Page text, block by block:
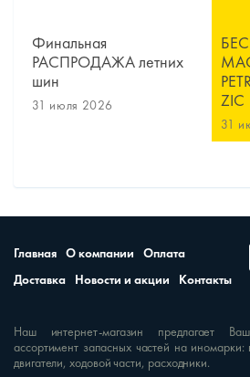
Финальная
РАСПРОДАЖА летних
шин
31 июля 2026
ZIC
31
Главная О компании
Оплата
Доставка
Новости и акции Контакты
Наш интернет-магазин предлагает
ассортимент запасных частей на иномарки:
двигатели, ходовой части, расходники.